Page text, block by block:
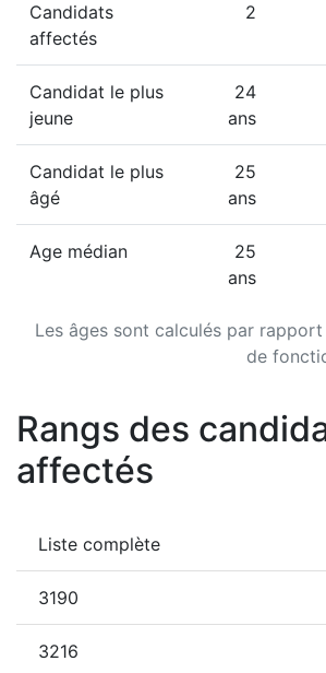
Les âges sont calculés par
de
Candidats
affectés
2
Candidat le plus
jeune
24
ans
Candidat le plus
âgé
25
ans
Age médian
25
ans
Rangs des
affectés
Liste complète
3190
3216